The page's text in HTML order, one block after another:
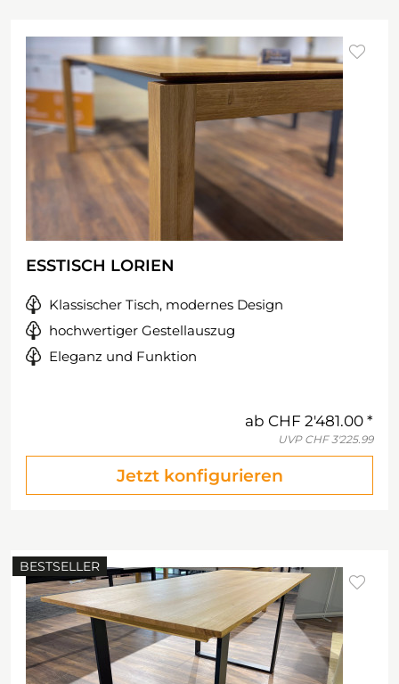
ESSTISCH LORIEN
Klassischer Tisch, modernes Design
hochwertiger Gestellauszug
Eleganz und Funktion
ab CHF 2'481.00
UVP CHF 3'225.99
Jetzt konfigurieren
BESTSELLER